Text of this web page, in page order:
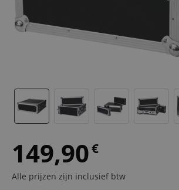
149,90€
Alle prijzen zijn inclusief btw